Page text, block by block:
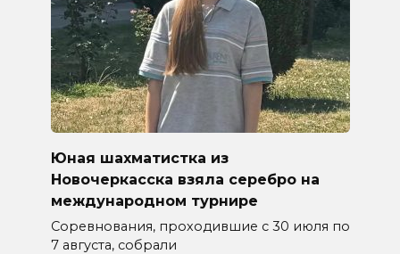
Юная шахматистка из
Новочеркасска взяла серебро на
международном турнире
Соревнования, проходившие с 30 июля по
7 августа, собрали